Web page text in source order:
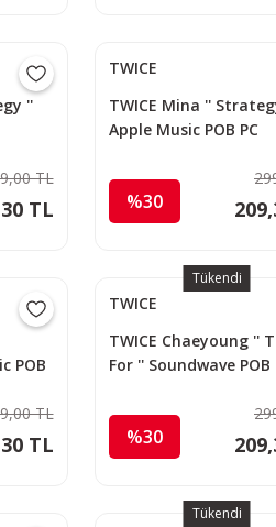
''
TL
TL
TWICE
TWICE Mina ''
Apple Music POB PC
%30
POB
TL
TL
Tükendi
TWICE
TWICE Chaeyoung ''
For '' Soundwave POB
%30
Tükendi